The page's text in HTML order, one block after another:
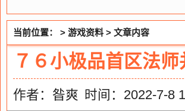
当前位置： > 游戏资料 > 文章内容
７６小极品首区法
作者：昝爽 时间：2022-7-8